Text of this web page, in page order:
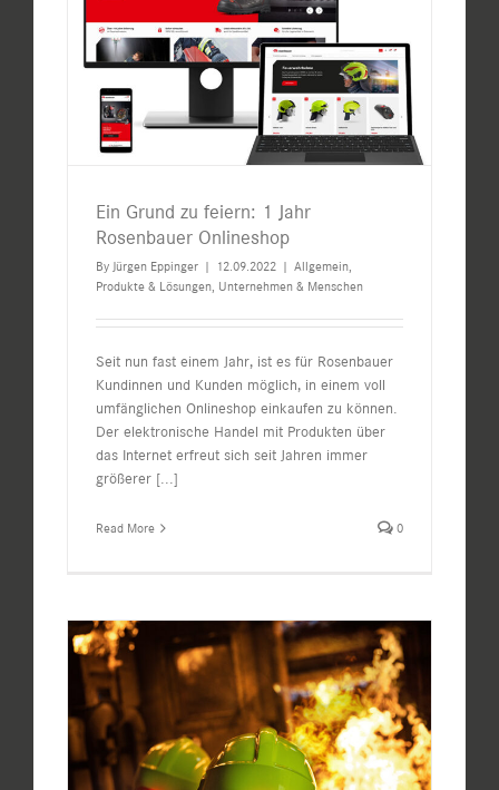
Ein Grund zu feiern: 1 Jahr
Rosenbauer Onlineshop
By Jürgen Eppinger | 12.09.2022 | Allgemein,
Produkte & Lösungen, Unternehmen & Menschen
Seit nun fast einem Jahr, ist es für Rosenbauer
Kundinnen und Kunden möglich, in einem voll
umfänglichen Onlineshop einkaufen zu können.
Der elektronische Handel mit Produkten über
das Internet erfreut sich seit Jahren immer
größerer [...]
Read More 0